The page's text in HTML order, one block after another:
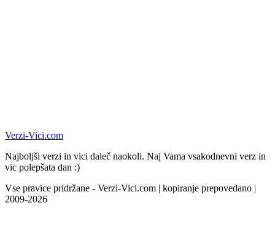
Verzi-Vici.com
Najboljši verzi in vici daleč naokoli. Naj Vama vsakodnevni verz in
vic polepšata dan :)
Vse pravice pridržane - Verzi-Vici.com | kopiranje prepovedano |
2009-2026